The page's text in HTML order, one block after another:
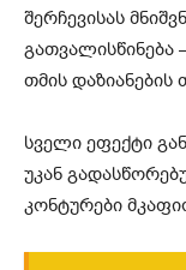
შერჩევისას
გათვალისწინება
თმის დაზიანების
სველი ეფექტი
უკან
კონტურები